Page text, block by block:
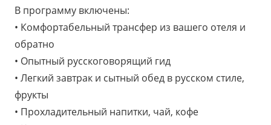
В программу включены:
• Комфортабельный трансфер из вашего отеля и
обратно
• Опытный русскоговорящий гид
• Легкий завтрак и сытный обед в русском стиле,
фрукты
• Прохладительный напитки, чай, кофе